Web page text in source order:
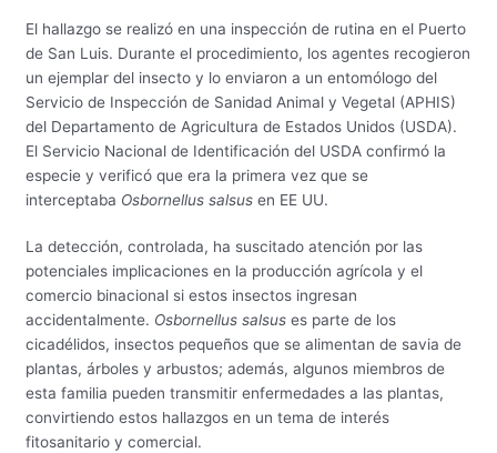
El hallazgo se realizó en una inspección de rutina en el Puerto
de San Luis. Durante el procedimiento, los agentes recogieron
un ejemplar del insecto y lo enviaron a un entomólogo del
Servicio de Inspección de Sanidad Animal y Vegetal (APHIS)
del Departamento de Agricultura de Estados Unidos (USDA).
El Servicio Nacional de Identificación del USDA confirmó la
especie y verificó que era la primera vez que se
interceptaba Osbornellus salsus en EE UU.
La detección, controlada, ha suscitado atención por las
potenciales implicaciones en la producción agrícola y el
comercio binacional si estos insectos ingresan
accidentalmente. Osbornellus salsus es parte de los
cicadélidos, insectos pequeños que se alimentan de savia de
plantas, árboles y arbustos; además, algunos miembros de
esta familia pueden transmitir enfermedades a las plantas,
convirtiendo estos hallazgos en un tema de interés
fitosanitario y comercial.